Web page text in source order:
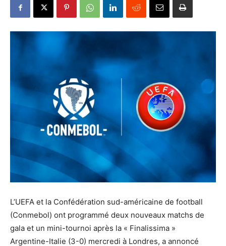
L’UEFA et la Confédération sud-américaine de football
(Conmebol) ont programmé deux nouveaux matchs de
gala et un mini-tournoi après la « Finalissima »
Argentine-Italie (3-0) mercredi à Londres, a annoncé